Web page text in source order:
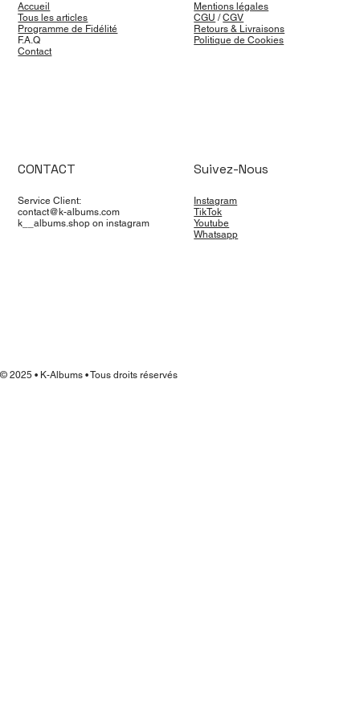
Accueil
Tous les articles
Programme de Fidélité
F.A.Q
Contact
Mentions légales
CGU /CGV
Retours & Livraisons
Politique de Cookies
CONTACT
Service Client:
contact@k-albums.com
k__albums.shop on instagram
Suivez-Nous
Instagram
TikTok
Youtube
Whatsapp
© 2025 • K-Albums • Tous droits réservés